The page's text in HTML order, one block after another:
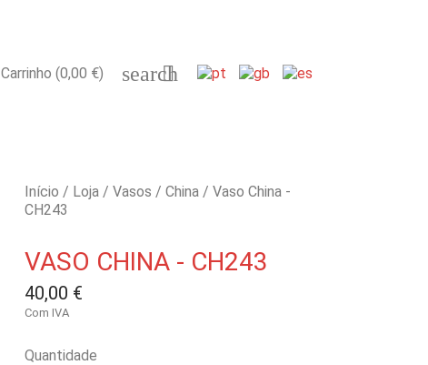
Carrinho (0,00 €) search

Início Loja Vasos China
Vaso China -
CH243
VASO CHINA - CH243
40,00 €
Com IVA
Quantidade